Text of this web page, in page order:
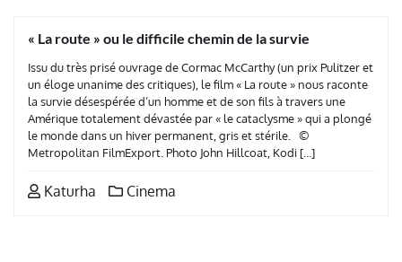
« La route » ou le difficile chemin de la survie
Issu du très prisé ouvrage de Cormac McCarthy (un prix Pulitzer et
un éloge unanime des critiques), le film « La route » nous raconte
la survie désespérée d’un homme et de son fils à travers une
Amérique totalement dévastée par « le cataclysme » qui a plongé
le monde dans un hiver permanent, gris et stérile. ©
Metropolitan FilmExport. Photo John Hillcoat, Kodi […]
Katurha Cinema